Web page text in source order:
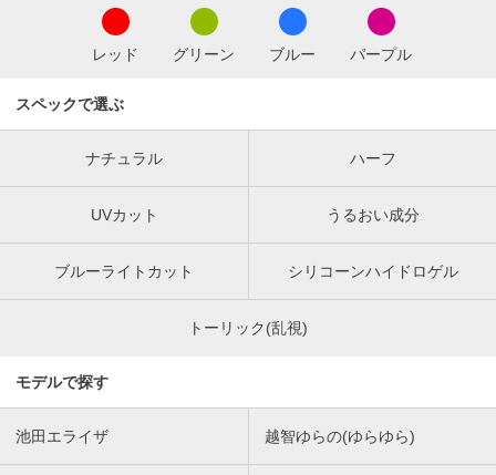
レッド グリーン ブルー パープル
スペックで選ぶ
ナチュラル ハーフ
UVカット うるおい成分
ブルーライトカット シリコーンハイドロゲル
トーリック(乱視)
モデルで探す
池田エライザ 越智ゆらの(ゆらゆら)